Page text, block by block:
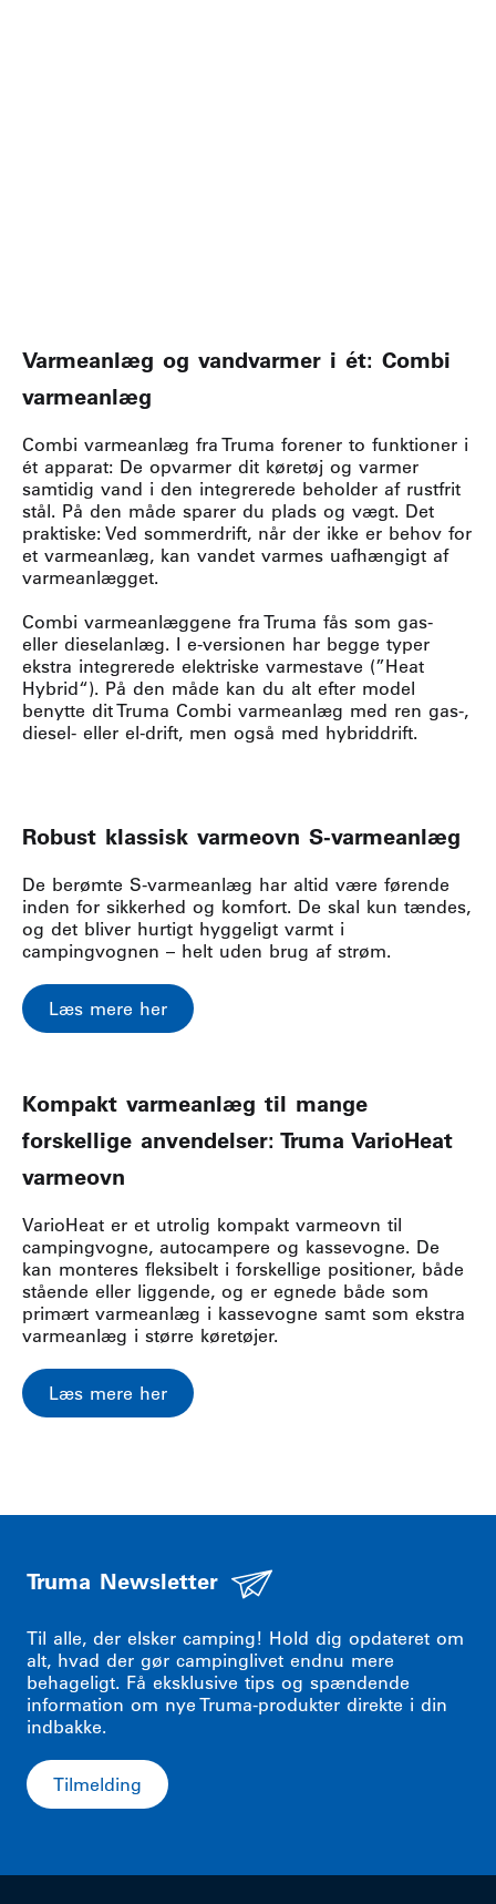
Varmeanlæg og vandvarmer i ét: Combi
varmeanlæg
Combi varmeanlæg fra Truma forener to funktioner i
ét apparat: De opvarmer dit køretøj og varmer
samtidig vand i den integrerede beholder af rustfrit
stål. På den måde sparer du plads og vægt. Det
praktiske: Ved sommerdrift, når der ikke er behov for
et varmeanlæg, kan vandet varmes uafhængigt af
varmeanlægget.
Combi varmeanlæggene fra Truma fås som gas-
eller dieselanlæg. I e-versionen har begge typer
ekstra integrerede elektriske varmestave (”Heat
Hybrid“). På den måde kan du alt efter model
benytte dit Truma Combi varmeanlæg med ren gas-,
diesel- eller el-drift, men også med hybriddrift.
Robust klassisk varmeovn S-varmeanlæg
De berømte S-varmeanlæg har altid være førende
inden for sikkerhed og komfort. De skal kun tændes,
og det bliver hurtigt hyggeligt varmt i
campingvognen – helt uden brug af strøm.
Læs mere her
Kompakt varmeanlæg til mange
forskellige anvendelser: Truma VarioHeat
varmeovn
VarioHeat er et utrolig kompakt varmeovn til
campingvogne, autocampere og kassevogne. De
kan monteres fleksibelt i forskellige positioner, både
stående eller liggende, og er egnede både som
primært varmeanlæg i kassevogne samt som ekstra
varmeanlæg i større køretøjer.
Læs mere her
Truma Newsletter
Til alle, der elsker camping! Hold dig opdateret om
alt, hvad der gør campinglivet endnu mere
behageligt. Få eksklusive tips og spændende
information om nye Truma-produkter direkte i din
indbakke.
Tilmelding